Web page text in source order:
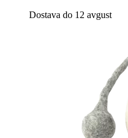
Dostava do 12 avgust